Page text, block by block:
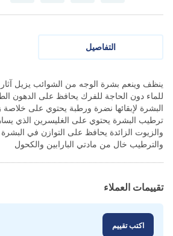
التفاصيل
ينظف وينعم بشرة الوجه من الشوائب يزيل آثار
للماء دون الحاجة للفرك يحافظ على الدهون
البشرة لإبقائها نضرة ورطبة يحتوي على خلاصة
ترطيب البشرة يحتوي على الغليسرين الذي
والزيوت الزائدة يحافظ على التوازن في
والترطيب خال من مادتي البارابين والكحول
تقييمات العملاء
اكتب تقييم